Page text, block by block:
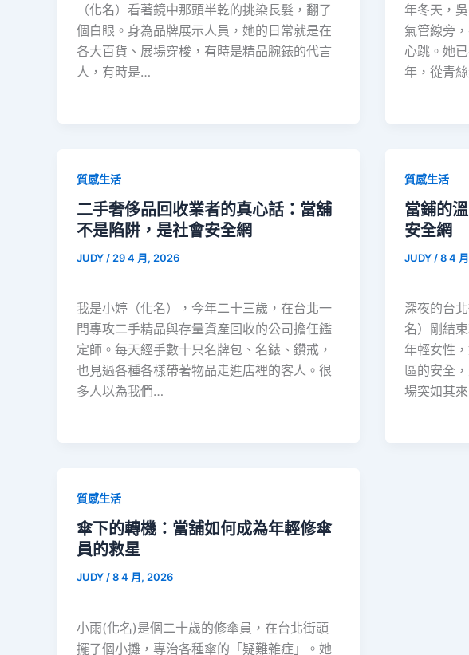
（化名）看著鏡中那頭半乾的挑染長髮，翻了
個白眼。身為品牌展示人員，她的日常就是在
各大百貨、展場穿梭，有時是精品腕錶的代言
人，有時是…
年冬天，
氣管線旁
心跳。她
年，從青
質感生活
二手奢侈品回收業者的真心話：當舖
不是陷阱，是社會安全網
JUDY / 29 4 月, 2026
我是小婷（化名），今年二十三歲，在台北一
間專攻二手精品與存量資產回收的公司擔任鑑
定師。每天經手數十只名牌包、名錶、鑽戒，
也見過各種各樣帶著物品走進店裡的客人。很
多人以為我們…
質感生活
當鋪的
安全網
JUDY /8 4
深夜的台
名）剛結
年輕女性
區的安全
場突如其
質感生活
傘下的轉機：當舖如何成為年輕修傘
員的救星
JUDY /8 4 月, 2026
小雨(化名)是個二十歲的修傘員，在台北街頭
擺了個小攤，專治各種傘的「疑難雜症」。她